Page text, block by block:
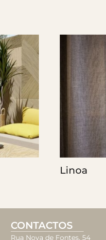
Linoa
CONTACTOS
Rua Nova de Fontes, 54